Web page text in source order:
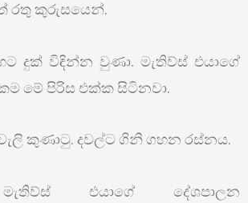
රතු කුරුසයෙන්.
දුක් විඳින්න වුණා. මැතිව්ස් එයාගේ
මේ පිරිස එක්ක සිටිනවා.
කුණාටු. දවල්ට ගිනි ගහන රස්නය.
එයාගේ දේශපාලන